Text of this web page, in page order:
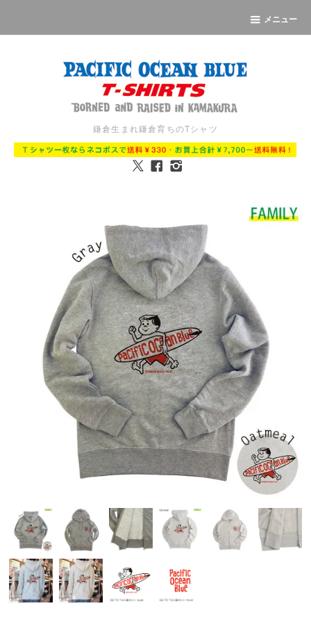
メニュー
鎌倉生まれ鎌倉育ちのTシャツ